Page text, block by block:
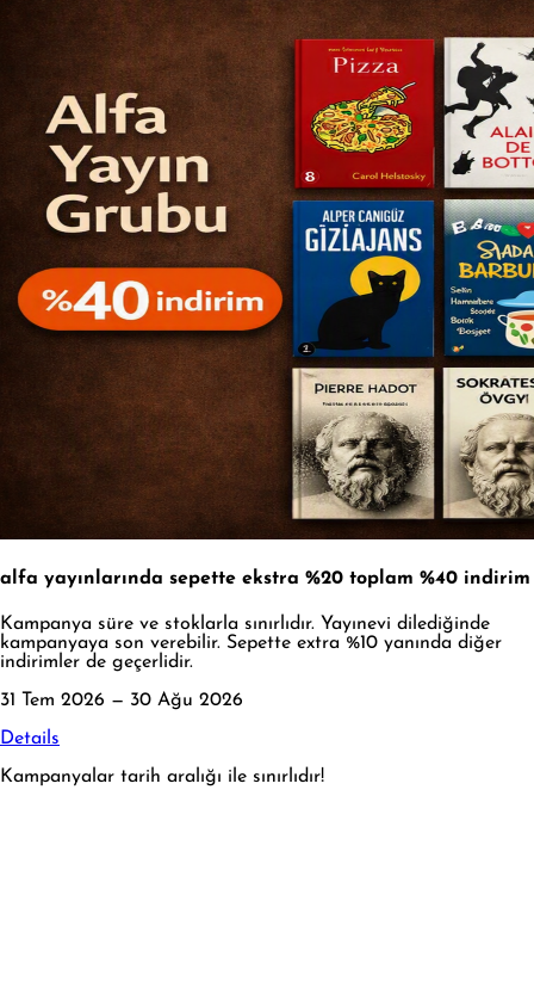
alfa yayınlarında sepette ekstra %20 toplam %40 indirim
Kampanya süre ve stoklarla sınırlıdır. Yayınevi dilediğinde
kampanyaya son verebilir. Sepette extra %10 yanında diğer
indirimler de geçerlidir.
31 Tem 2026 — 30 Ağu 2026
Details
Kampanyalar tarih aralığı ile sınırlıdır!